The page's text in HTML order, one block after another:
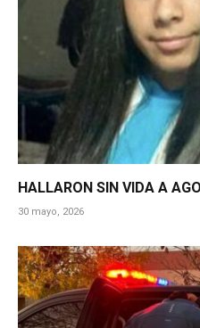
HALLARON SIN VIDA A
30 mayo, 2026